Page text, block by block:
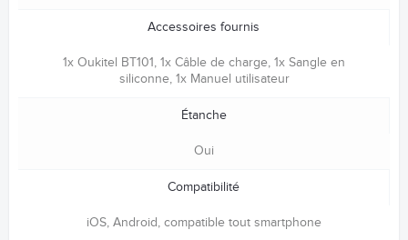
Accessoires fournis
1x Oukitel BT101, 1x Câble de charge, 1x Sangle en
siliconne, 1x Manuel utilisateur
Étanche
Oui
Compatibilité
iOS, Android, compatible tout smartphone